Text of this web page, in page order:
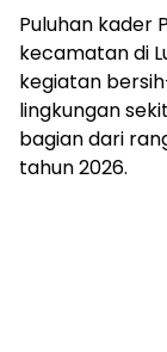
Puluhan kader
kecamatan di
kegiatan
lingkungan
bagian dari
tahun 2026.